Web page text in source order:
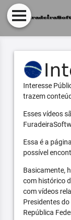
Interesse
trazem
Esses vídeos
Essa é a
possível
Basicamente,
com histórico
com vídeos
Presidentes
República